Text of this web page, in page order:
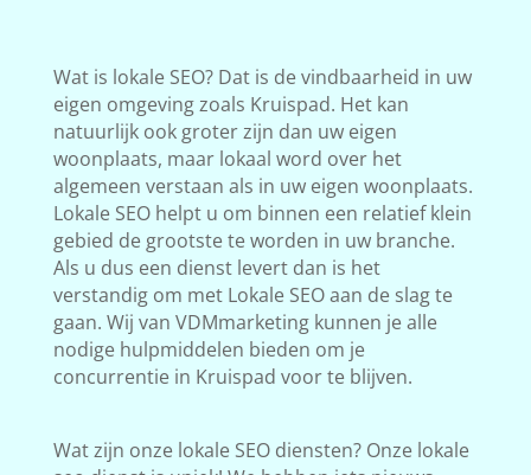
Wat is lokale SEO? Dat is de vindbaarheid in uw
eigen omgeving zoals Kruispad. Het kan
natuurlijk ook groter zijn dan uw eigen
woonplaats, maar lokaal word over het
algemeen verstaan als in uw eigen woonplaats.
Lokale SEO helpt u om binnen een relatief klein
gebied de grootste te worden in uw branche.
Als u dus een dienst levert dan is het
verstandig om met Lokale SEO aan de slag te
gaan. Wij van VDMmarketing kunnen je alle
nodige hulpmiddelen bieden om je
concurrentie in Kruispad voor te blijven.
Wat zijn onze lokale SEO diensten? Onze lokale